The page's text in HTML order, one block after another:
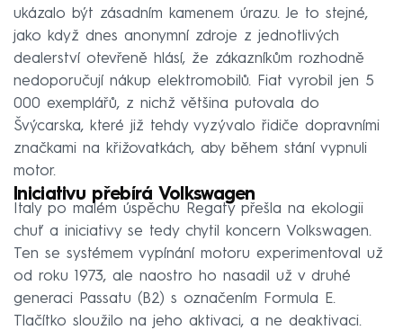
ukázalo být zásadním kamenem úrazu. Je to stejné,
jako když dnes anonymní zdroje z jednotlivých
dealerství otevřeně hlásí, že zákazníkům rozhodně
nedoporučují nákup elektromobilů. Fiat vyrobil jen 5
000 exemplářů, z nichž většina putovala do
Švýcarska, které již tehdy vyzývalo řidiče dopravními
značkami na křižovatkách, aby během stání vypnuli
motor.
Iniciativu přebírá Volkswagen
Italy po malém úspěchu Regaty přešla na ekologii
chuť a iniciativy se tedy chytil koncern Volkswagen.
Ten se systémem vypínání motoru experimentoval už
od roku 1973, ale naostro ho nasadil už v druhé
generaci Passatu (B2) s označením Formula E.
Tlačítko sloužilo na jeho aktivaci, a ne deaktivaci.